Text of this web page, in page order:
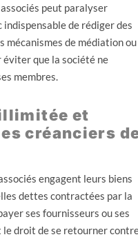
peut paralyser
de rédiger des
de médiation ou
que la société ne
membres.
et
créanciers
engagent leurs biens
dettes contractées par la
ses fournisseurs ou ses
le droit de se retourner